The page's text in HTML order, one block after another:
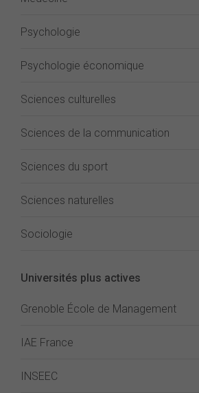
Psychologie
Psychologie économique
Sciences culturelles
Sciences de la communication
Sciences du sport
Sciences naturelles
Sociologie
Universités plus actives
Grenoble École de Management
IAE France
INSEEC